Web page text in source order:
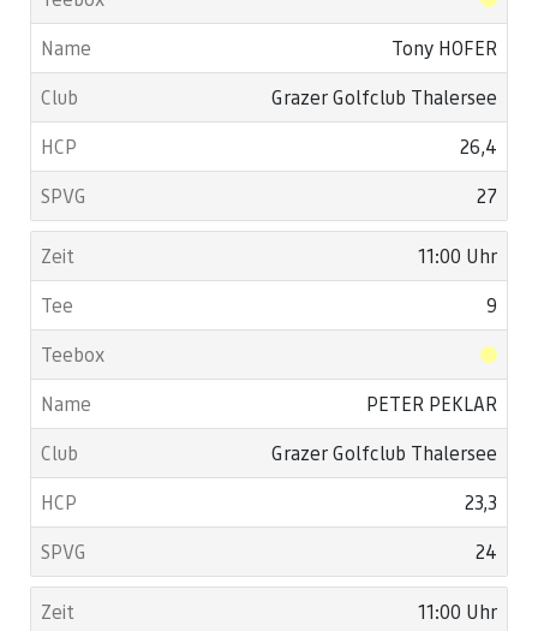
Tony HOFER
Grazer Golfclub Thalersee
26,4
27
11:00 Uhr
9
PETER PEKLAR
Grazer Golfclub Thalersee
23,3
24
11:00 Uhr